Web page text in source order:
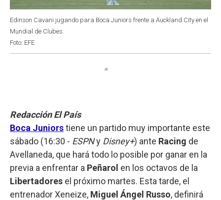
Edinson Cavani jugando para Boca Juniors frente a Auckland City en el
Mundial de Clubes.
Foto: EFE
Redacción El País
Boca Juniorstiene un partido muy importante este
sábado (16:30 - ESPNy Disney+) ante Racing de
Avellaneda, que hará todo lo posible por ganar en la
previa a enfrentar a Peñarol en los octavos de la
Libertadores el próximo martes. Esta tarde, el
entrenador Xeneize, Miguel Ángel Russo, definirá